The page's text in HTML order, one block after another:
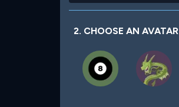
2. CHOOSE AN AVATAR